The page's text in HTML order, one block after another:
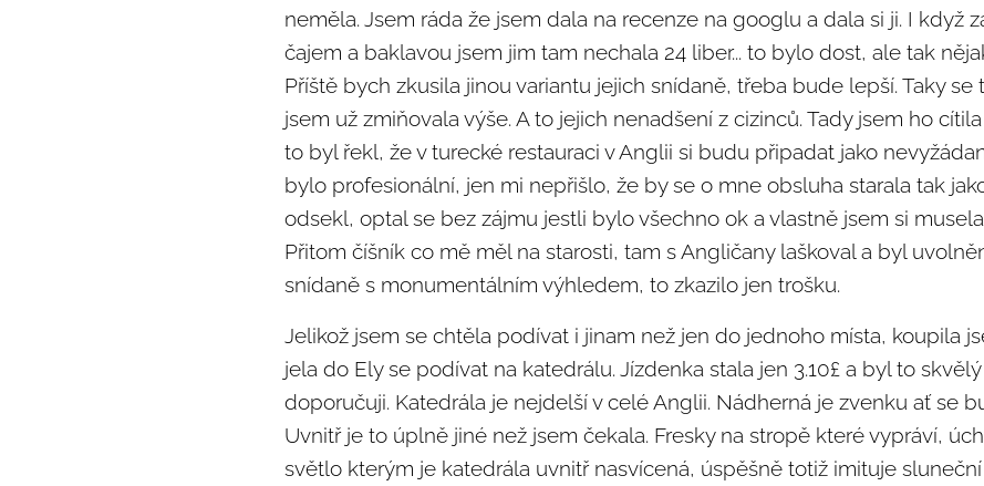
neměla. Jsem ráda že jsem dala na recenze na googlu a dala si ji. I když
čajem a baklavou jsem jim tam nechala 24 liber... to bylo dost, ale tak
Příště bych zkusila jinou variantu jejich snídaně, třeba bude lepší. Taky
jsem už zmiňovala výše. A to jejich nenadšení z cizinců. Tady jsem ho
to byl řekl, že v turecké restauraci v Anglii si budu připadat jako
bylo profesionální, jen mi nepřišlo, že by se o mne obsluha starala tak
odsekl, optal se bez zájmu jestli bylo všechno ok a vlastně jsem si
Přitom číšník co mě měl na starosti, tam s Angličany laškoval a byl
snídaně s monumentálním výhledem, to zkazilo jen trošku.
Jelikož jsem se chtěla podívat i jinam než jen do jednoho místa, koupila
jela do Ely se podívat na katedrálu. Jízdenka stala jen 3.10£ a byl to
doporučuji. Katedrála je nejdelší v celé Anglii. Nádherná je zvenku ať se
Uvnitř je to úplně jiné než jsem čekala. Fresky na stropě které vypráví,
světlo kterým je katedrála uvnitř nasvícená, úspěšně totiž imituje